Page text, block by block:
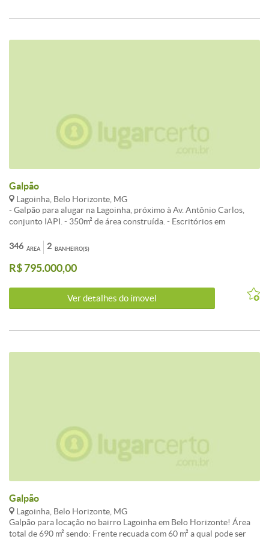
Galpão
Lagoinha, Belo Horizonte, MG
- Galpão para alugar na Lagoinha, próximo à Av. Antônio Carlos,
conjunto IAPI. - 350m² de área construída. - Escritórios em
cerâmica e janelas protegidas com telas. - 02 banheiros com
chuveiro. - Área administrativa nos fundos do galpão com 3 salas,
cozinha e banheiro. - Ideal para empresas do ramo alimentício.
ÁREA
346 BANHEIRO(S)
2
R$ 795.000,00
Ver detalhes do ímovel
Galpão
Lagoinha, Belo Horizonte, MG
Galpão para locação no bairro Lagoinha em Belo Horizonte! Área
total de 690 m² sendo: Frente recuada com 60 m² a qual pode ser